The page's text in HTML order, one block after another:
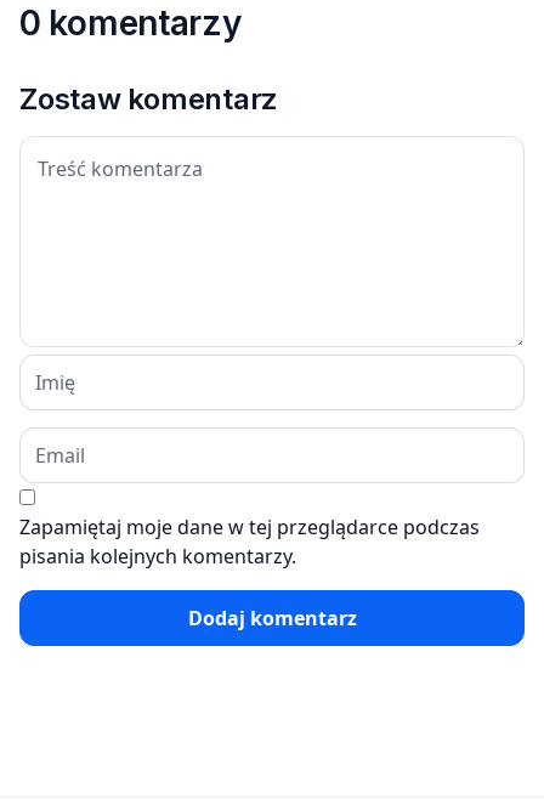
0 komentarzy
Zostaw komentarz
Zapamiętaj moje dane w tej przeglądarce podczas
pisania kolejnych komentarzy.
Dodaj komentarz